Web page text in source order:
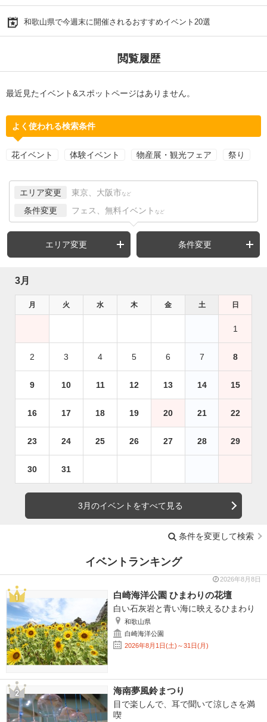
和歌山県で今週末に開催されるおすすめイベント20選
閲覧履歴
最近見たイベント&スポットページはありません。
よく使われる検索条件
花イベント 体験イベント 物産展・観光フェア 祭り
エリア変更 東京、大阪市 など
条件変更 フェス、無料イベント など
エリア変更 条件変更
3月
月 火 水 木 金 土 日
1
2 3 4 5 6 7 8
9 10 11 12 13 14 15
16 17 18 19 20 21 22
23 24 25 26 27 28 29
30 31
3月のイベントをすべて見る
条件を変更して検索
イベントランキング
2026年8月8日
白崎海洋公園 ひまわりの花壇
白い石灰岩と青い海に映えるひまわり
和歌山県
白崎海洋公園
2026年8月1日(土)～31日(月)
海南夢風鈴まつり
目で楽しんで、耳で聞いて涼しさを満
喫